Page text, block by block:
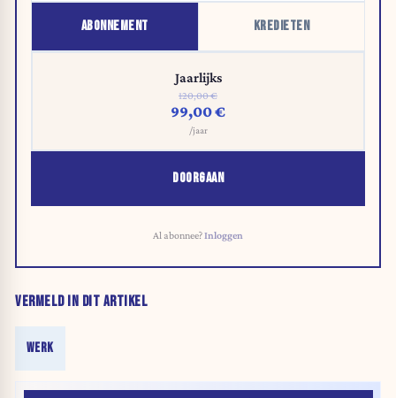
ABONNEMENT KREDIETEN
Jaarlijks
120,00 €
99,00 €
/jaar
DOORGAAN
Al abonnee?Inloggen
VERMELD IN DIT ARTIKEL
WERK